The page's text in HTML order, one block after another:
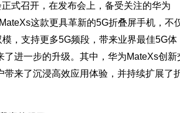
式召开，在发布会上，备受关注的华为
这款更具革新的5G折叠屏手机，不
，支持更多5G频段，带来业界最佳5G体
进一步的升级。其中，华为MateXs创新
来了沉浸高效应用体验，并持续扩展了